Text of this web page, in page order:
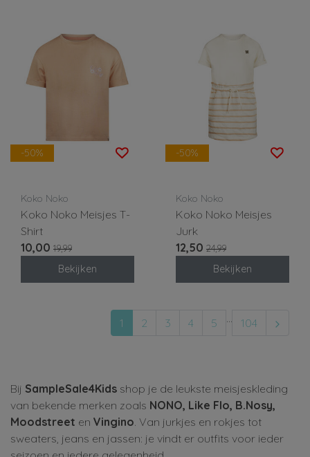
-50%
Koko Noko
Koko Noko Meisjes T-
Shirt
10,00 19,99
Bekijken
-50%
Koko Noko
Koko Noko Meisjes
Jurk
12,50 24,99
Bekijken
1 2 3 4 5 104
Bij SampleSale4Kids shop je de leukste meisjeskleding
van bekende merken zoals NONO, Like Flo, B.Nosy,
Moodstreet en Vingino . Van jurkjes en rokjes tot
sweaters, jeans en jassen: je vindt er outfits voor ieder